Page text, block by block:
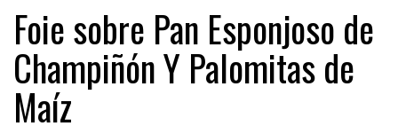
Foie sobre Pan Esponjoso de
Champiñón Y Palomitas de
Maíz